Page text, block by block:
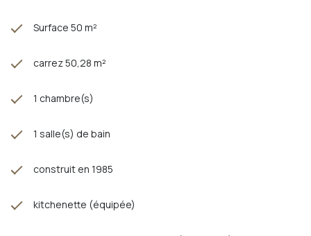
Surface 50 m²
carrez 50,28 m²
1 chambre(s)
1 salle(s) de bain
construit en 1985
kitchenette (équipée)